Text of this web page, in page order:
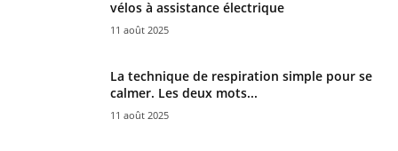
vélos à assistance électrique
11 août 2025
La technique de respiration simple pour se
calmer. Les deux mots...
11 août 2025